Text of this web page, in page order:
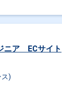
ニア ECサイト
)